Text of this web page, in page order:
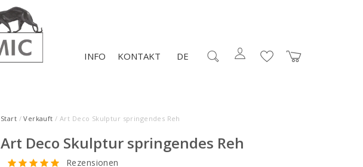
KONTAKT
INFO DE
Start /Verkauft / Art Deco Skulptur springendes Reh
Art Deco Skulptur springendes Reh
Rezensionen